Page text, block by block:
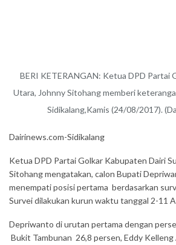
BERI KETERANGAN: Ketua DPD Partai
Utara, Johnny Sitohang memberi
Sidikalang,Kamis (24/08/2017).
Dairinews.com-Sidikalang
Ketua DPD Partai Golkar Kabupaten Dairi
Sitohang mengatakan, calon Bupati
menempati posisi pertama berdasarkan
Survei dilakukan kurun waktu tanggal 2-11
Depriwanto di urutan pertama dengan
Bukit Tambunan 26,8 persen, Eddy